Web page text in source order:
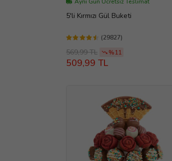
Aynı Gün Ücretsiz Teslimat
5'li Kırmızı Gül Buketi
(29827)
569,99 TL %11
509,99 TL